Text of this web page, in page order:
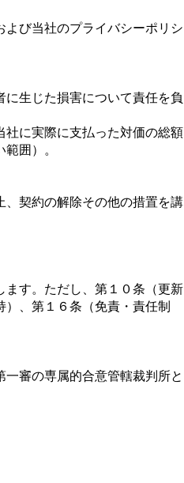
び当社のプライバシーポリシ
生じた損害について責任を負
社に実際に支払った対価の総額
囲）。
、契約の解除その他の措置を講
す。ただし、第１０条（更新
、第１６条（免責・責任制
審の専属的合意管轄裁判所と